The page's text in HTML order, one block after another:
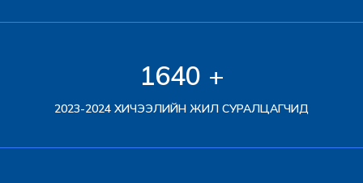
1640 +
2023-2024 ХИЧЭЭЛИЙН ЖИЛ СУРАЛЦАГЧИД